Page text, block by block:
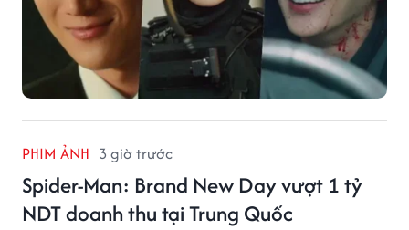
PHIM ẢNH 3 giờ trước
Spider-Man: Brand New Day vượt 1 tỷ
NDT doanh thu tại Trung Quốc